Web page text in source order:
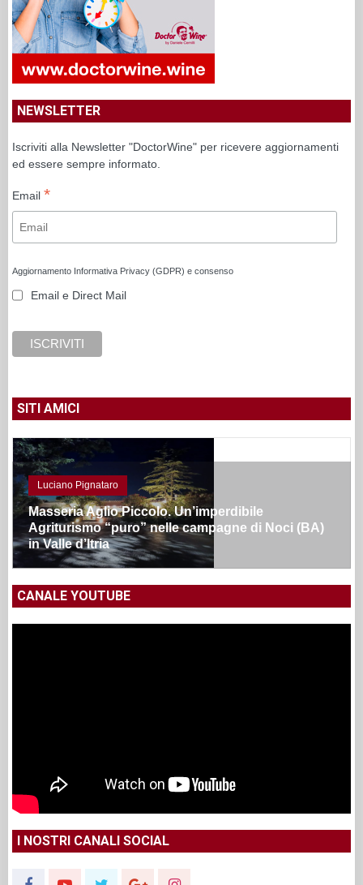
NEWSLETTER
Iscriviti alla Newsletter "DoctorWine" per ricevere aggiornamenti
ed essere sempre informato.
Email *
Aggiornamento Informativa Privacy (GDPR) e consenso
Email e Direct Mail
SITI AMICI
Luciano Pignataro
Masseria Aglio Piccolo. Un’imperdibile
Agriturismo “puro” nelle campagne di Noci (BA)
in Valle d’Itria
CANALE YOUTUBE
I NOSTRI CANALI SOCIAL